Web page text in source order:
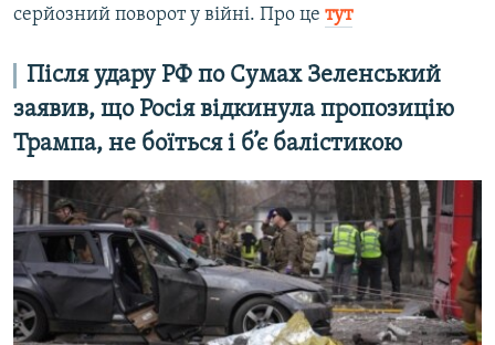
серйозний поворот у війні. Про це тут
Після удару РФ по Сумах Зеленський
заявив, що Росія відкинула пропозицію
Трампа, не боїться і б’є балістикою